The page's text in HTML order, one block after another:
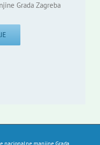
Grada Zagreba
nacionalne manjine Grada